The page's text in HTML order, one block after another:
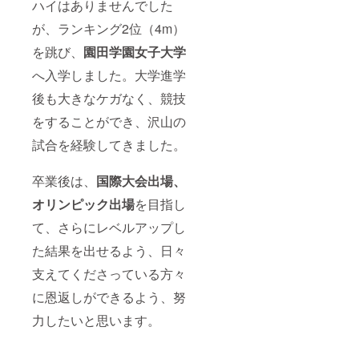
ハイはありませんでした
が、ランキング2位（4m）
を跳び、 園田学園女子大学
へ入学しました。大学進学
後も大きなケガなく、競技
をすることができ、沢山の
試合を経験してきました。
卒業後は、 国際大会出場、
オリンピック出場を目指し
て、さらにレベルアップし
た結果を出せるよう、日々
支えてくださっている方々
に恩返しができるよう、努
力したいと思います。